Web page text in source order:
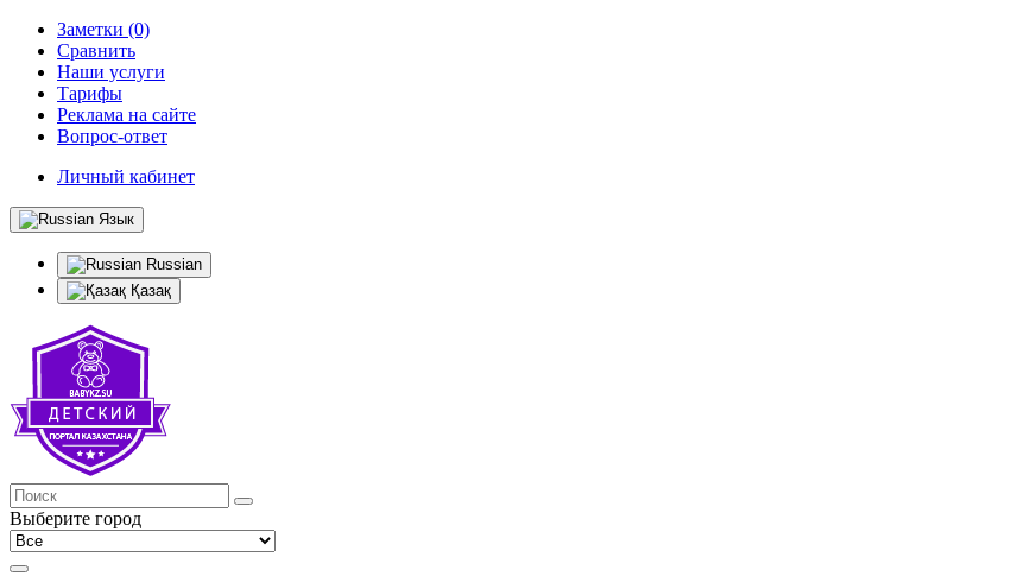
Заметки (0)
Сравнить
Наши услуги
Тарифы
Реклама на сайте
Вопрос-ответ
Личный кабинет
Язык
Russian
Қазақ
Выберите город